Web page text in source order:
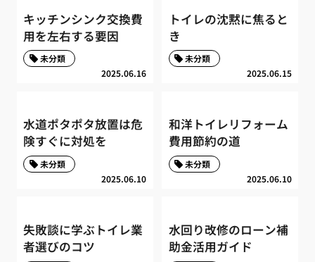
キッチンシンク交換費
用を左右する要因
2025.06.16
未分類
トイレの沈黙に焦ると
き
2025.06.15
未分類
水道ポタポタ放置は危
険すぐに対処を
2025.06.10
未分類
和洋トイレリフォーム
費用節約の道
2025.06.10
未分類
失敗談に学ぶトイレ業
者選びのコツ
水回り改修のローン補
助金活用ガイド